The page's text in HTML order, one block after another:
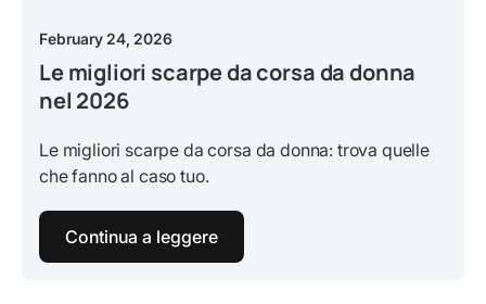
February 24, 2026
Le migliori scarpe da corsa da donna
nel 2026
Le migliori scarpe da corsa da donna: trova quelle
che fanno al caso tuo.
Continua a leggere